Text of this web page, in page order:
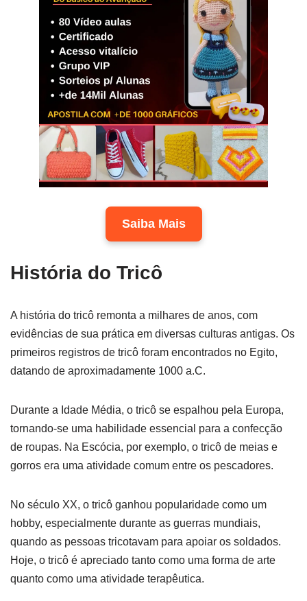
Saiba Mais
História do Tricô
A história do tricô remonta a milhares de anos, com
evidências de sua prática em diversas culturas antigas. Os
primeiros registros de tricô foram encontrados no Egito,
datando de aproximadamente 1000 a.C.
Durante a Idade Média, o tricô se espalhou pela Europa,
tornando-se uma habilidade essencial para a confecção
de roupas. Na Escócia, por exemplo, o tricô de meias e
gorros era uma atividade comum entre os pescadores.
No século XX, o tricô ganhou popularidade como um
hobby, especialmente durante as guerras mundiais,
quando as pessoas tricotavam para apoiar os soldados.
Hoje, o tricô é apreciado tanto como uma forma de arte
quanto como uma atividade terapêutica.